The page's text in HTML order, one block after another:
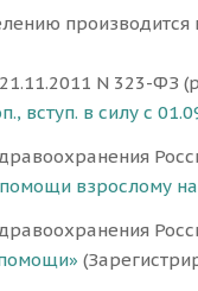
производится
N 323-ФЗ
вступ. в силу с
взрослому